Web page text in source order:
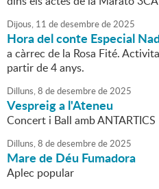
Dijous, 11 dedesembrede2025
Hora del conte Especial
a càrrec de la Rosa Fité.
partir de 4 anys.
Dilluns,8 dedesembrede2025
Vespreig a l'Ateneu
Concert i Ball amb ANTARTICS
Dilluns,8 dedesembrede2025
Mare de Déu Fumadora
Aplec popular